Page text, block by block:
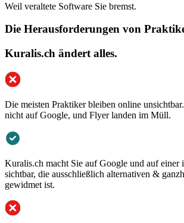
Weil veraltete Software Sie bremst.
Die Herausforderungen von
Kuralis.ch ändert alles.
Die meisten Praktiker bleiben online
nicht auf Google, und Flyer landen im Müll.
Kuralis.ch macht Sie auf Google und auf einer
sichtbar, die ausschließlich alternativen &
gewidmet ist.